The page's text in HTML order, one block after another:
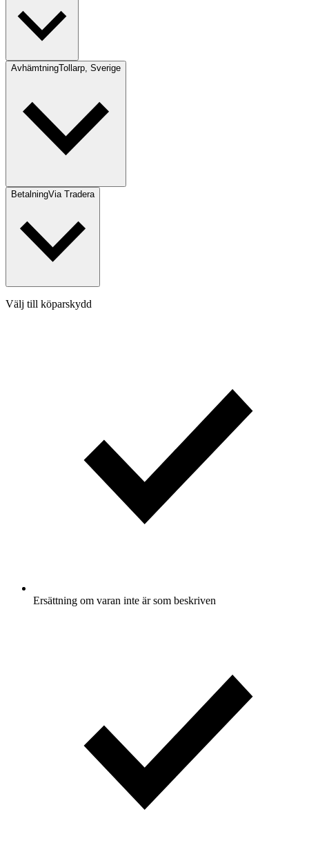
AvhämtningTollarp, Sverige
BetalningVia Tradera
Välj till köparskydd
Ersättning om varan inte är som beskriven